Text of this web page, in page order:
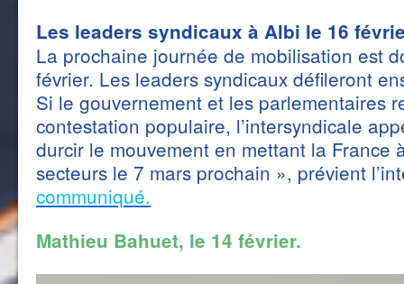
Les leaders syndicaux à Albi le 16
La prochaine journée de mobilisation est
février. Les leaders syndicaux défileront
Si le gouvernement et les parlementaires
contestation populaire, l’intersyndicale
durcir le mouvement en mettant la France
secteurs le 7 mars prochain », prévient
communiqué.
Mathieu Bahuet, le 14 février.